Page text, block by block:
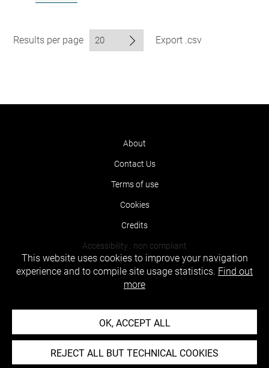
Results per page Export .csv
About
Contact Us
Terms of use
Cookies
Credits
Accessibility : non compliant
This website uses cookies to improve your navigation
experience and to compile site usage statistics. Find out
more
OK, ACCEPT ALL
REJECT ALL BUT TECHNICAL COOKIES